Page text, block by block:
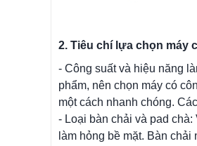
2. Tiêu chí lựa chọn máy
- Công suất và hiệu năng
phẩm, nên chọn máy có
một cách nhanh chóng.
- Loại bàn chải và pad
làm hỏng bề mặt. Bàn